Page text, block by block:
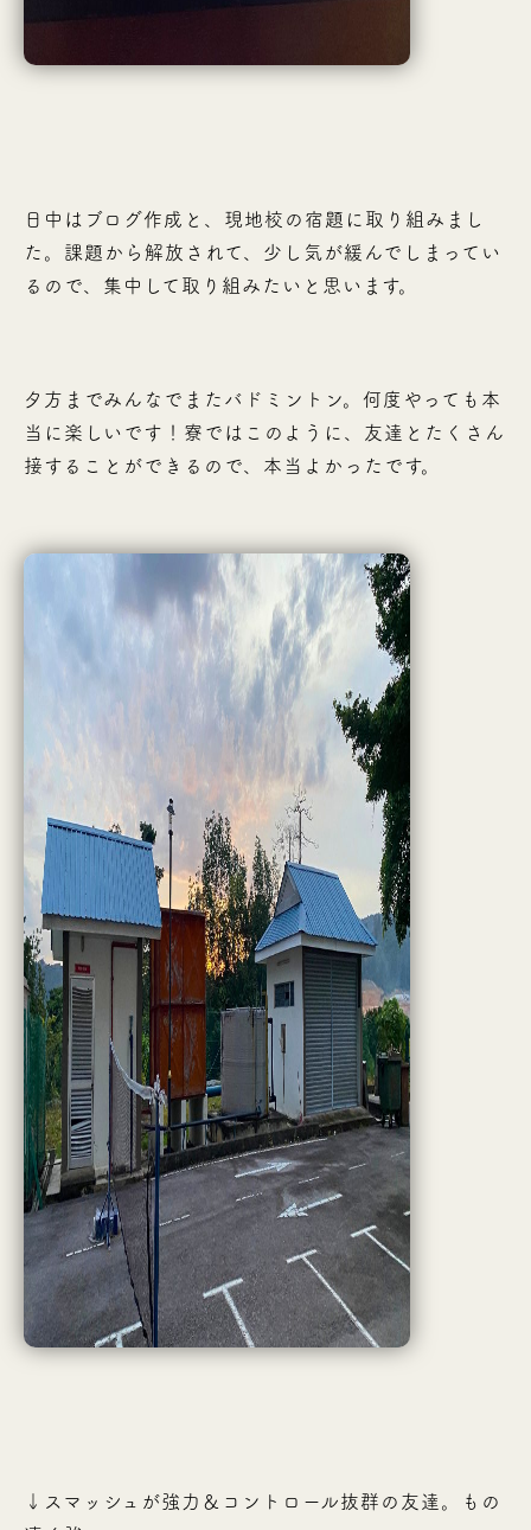
日中はブログ作成と、現地校の宿題に取り組みまし
た。課題から解放されて、少し気が緩んでしまってい
るので、集中して取り組みたいと思います。
夕方までみんなでまたバドミントン。何度やっても本
当に楽しいです！寮ではこのように、友達とたくさん
接することができるので、本当よかったです。
↓スマッシュが強力＆コントロール抜群の友達。もの